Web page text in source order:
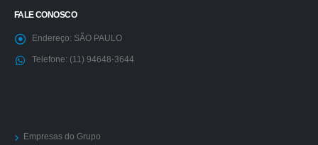
FALE CONOSCO
Endereço: SÃO PAULO
Telefone: (11) 94648-3644
Empresas do Grupo